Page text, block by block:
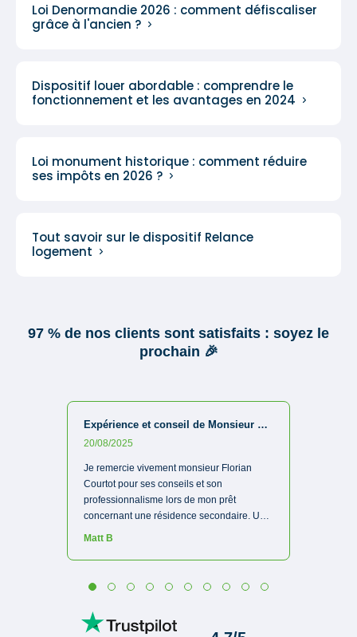
Loi Denormandie 2026 : comment défiscaliser
grâce à l'ancien ?
Dispositif louer abordable : comprendre le
fonctionnement et les avantages en 2024
Loi monument historique : comment réduire
ses impôts en 2026 ?
Tout savoir sur le dispositif Relance
logement